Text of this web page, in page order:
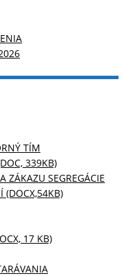
TÍM
339KB)
ZÁKAZU SEGREGÁCIE
(DOCX,54KB)
17 KB)